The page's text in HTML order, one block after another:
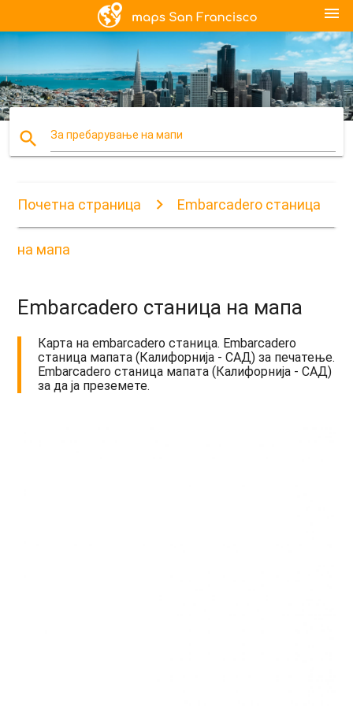
menu
search За пребарување на мапи
Почетна страница Embarcadero станица
на мапа
Embarcadero станица на мапа
Карта на embarcadero станица. Embarcadero
станица мапата (Калифорнија - САД) за печатење.
Embarcadero станица мапата (Калифорнија - САД)
за да ја преземете.